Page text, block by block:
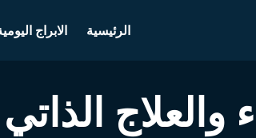
الرئيسية الابراج
والعلاج